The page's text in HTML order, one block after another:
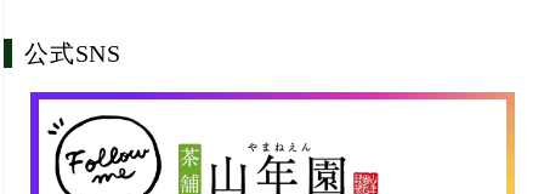
公式SNS